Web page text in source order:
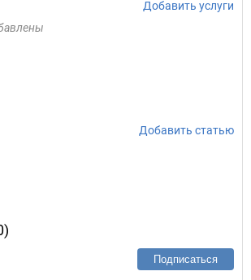
Добавить услуги
Добавить статью
Подписаться